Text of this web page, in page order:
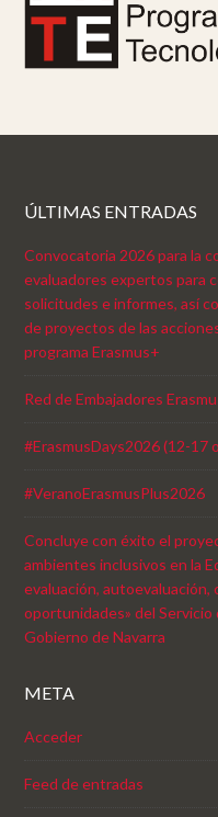
ÚLTIMAS ENTRADAS
Convocatoria 2026 para la
evaluadores expertos para
solicitudes e informes, así
de proyectos de las
programa Erasmus+
Red de Embajadores
#ErasmusDays2026 (12-17
#VeranoErasmusPlus2026
Concluye con éxito el
ambientes inclusivos en la
evaluación, autoevaluación,
oportunidades» del
Gobierno de Navarra
META
Acceder
Feed de entradas